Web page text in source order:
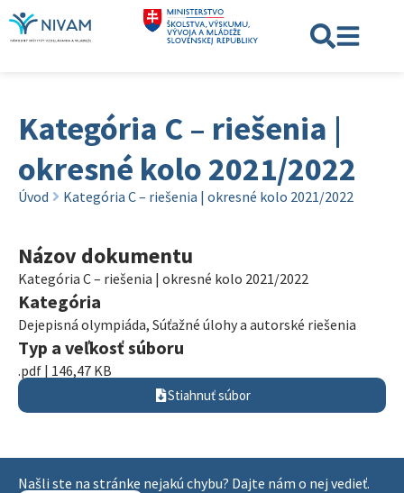
Kategória C – riešenia |
okresné kolo 2021/2022
Úvod Kategória C – riešenia | okresné kolo 2021/2022
Názov dokumentu
Kategória C – riešenia | okresné kolo 2021/2022
Kategória
Dejepisná olympiáda, Súťažné úlohy a autorské riešenia
Typ a veľkosť súboru
.pdf | 146,47 KB
Stiahnuť súbor
Našli ste na stránke nejakú chybu? Dajte nám o nej vedieť.